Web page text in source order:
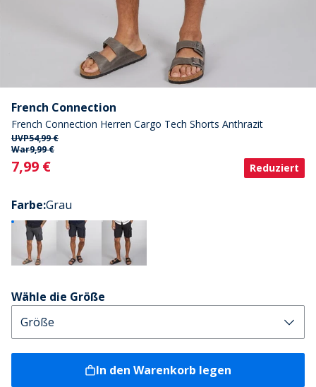
French Connection
French Connection Herren Cargo Tech Shorts Anthrazit
UVP54,99 €
War9,99 €
Current
7,99 € Reduziert
Farbe:Grau
Wähle die Größe
In den Warenkorb legen